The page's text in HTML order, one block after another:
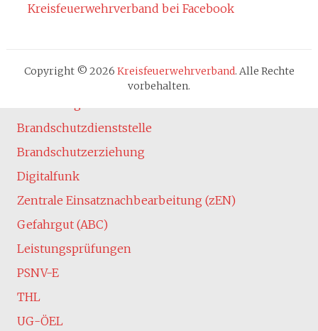
Cookie-Hinweis
Atemschutz
Brandschutzdienststelle
Brandschutzerziehung
Digitalfunk
Zentrale Einsatznachbearbeitung (zEN)
Gefahrgut (ABC)
Leistungsprüfungen
PSNV-E
THL
UG-ÖEL
Kreisfeuerwehrverband bei Facebook
Copyright © 2026 Kreisfeuerwehrverband. Alle Rechte
vorbehalten.